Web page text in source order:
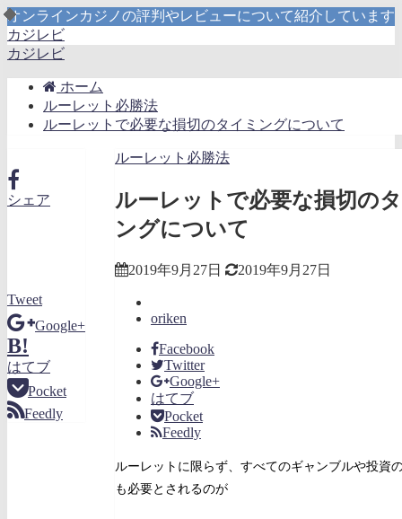
オンラインカジノの評判やレビューについて紹介しています
カジレビ
カジレビ
ホーム
ルーレット必勝法
ルーレットで必要な損切のタイミングについて
シェア
Tweet
Google+
B!
はてブ
Pocket
Feedly
ルーレット必勝法
ルーレットで必要な損切の
ングについて
2019年9月27日 2019年9月27日
oriken
Facebook
Twitter
Google+
はてブ
Pocket
Feedly
ルーレットに限らず、すべてのギャンブルや投資
も必要とされるのが